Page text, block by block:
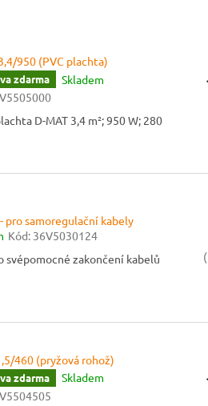
950 (PVC plachta)
zdarma
Skladem
D-MAT 3,4 m²; 950 W; 280
pro samoregulační kabely
Kód: 36V5030124
svépomocné zakončení kabelů
460 (pryžová rohož)
zdarma
Skladem